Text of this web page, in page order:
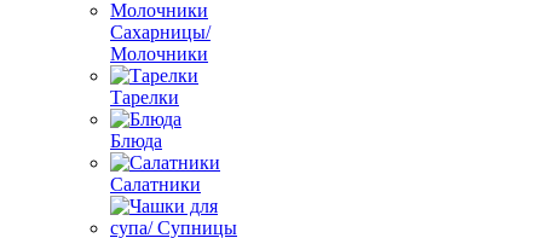
Сахарницы/
Молочники
Тарелки
Блюда
Салатники